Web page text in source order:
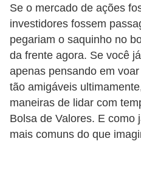
Se o mercado de ações
investidores fossem
pegariam o saquinho no
da frente agora. Se você
apenas pensando em
tão amigáveis
maneiras de lidar com
Bolsa de Valores. E como
mais comuns do que
d
o
r
i
a
B
a